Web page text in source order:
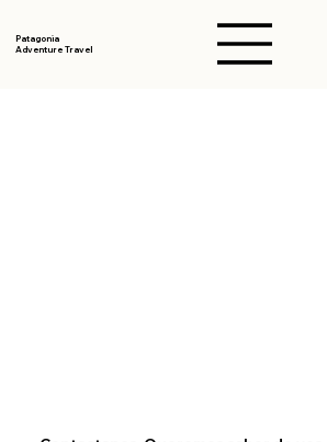
Patagonia
Adventure Travel